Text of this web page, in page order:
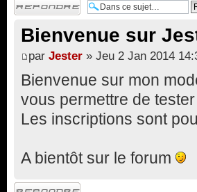
Répondre
Bienvenue sur
par Jester » Jeu 2 Jan 2014
Bienvenue sur mon
vous permettre de
Les inscriptions sont
A bientôt sur le forum
Répondre